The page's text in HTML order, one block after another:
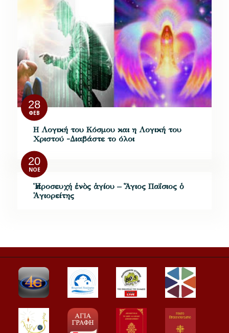
28
ΦΕΒ
H Λογική του Κόσμου και η Λογική του
Χριστού -Διαβάστε το όλοι
20
ΝΟΈ
Ἡ προσευχή ἑνὸς ἁγίου – Ἅγιος Παΐσιος ὁ
Ἁγιορείτης